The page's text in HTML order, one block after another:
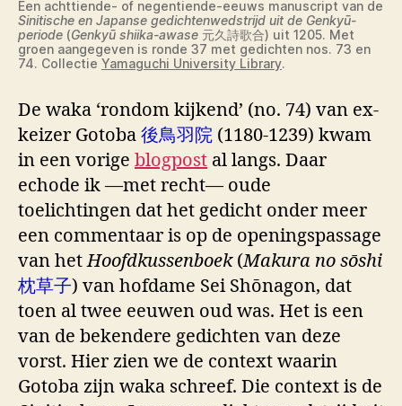
Een achttiende- of negentiende-eeuws manuscript van de
Sinitische en Japanse gedichtenwedstrijd uit de Genkyū-
periode (Genkyū shiika-awase 元久詩歌合) uit 1205. Met
groen aangegeven is ronde 37 met gedichten nos. 73 en
74. Collectie Yamaguchi University Library.
De waka ‘rondom kijkend’ (no. 74) van ex-
keizer Gotoba 後鳥羽院 (1180-1239) kwam
in een vorige blogpost al langs. Daar
echode ik —met recht— oude
toelichtingen dat het gedicht onder meer
een commentaar is op de openingspassage
van hetHoofdkussenboek(Makura no sōshi
枕草子) van hofdame Sei Shōnagon, dat
toen al twee eeuwen oud was. Het is een
van de bekendere gedichten van deze
vorst. Hier zien we de context waarin
Gotoba zijn waka schreef. Die context is de